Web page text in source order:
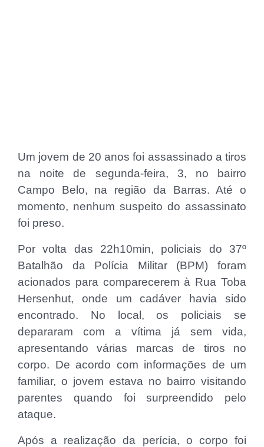
Um jovem de 20 anos foi assassinado a tiros
na noite de segunda-feira, 3, no bairro
Campo Belo, na região da Barras. Até o
momento, nenhum suspeito do assassinato
foi preso.
Por volta das 22h10min, policiais do 37º
Batalhão da Polícia Militar (BPM) foram
acionados para comparecerem à Rua Toba
Hersenhut, onde um cadáver havia sido
encontrado. No local, os policiais se
depararam com a vítima já sem vida,
apresentando várias marcas de tiros no
corpo. De acordo com informações de um
familiar, o jovem estava no bairro visitando
parentes quando foi surpreendido pelo
ataque.
Após a realização da perícia, o corpo foi